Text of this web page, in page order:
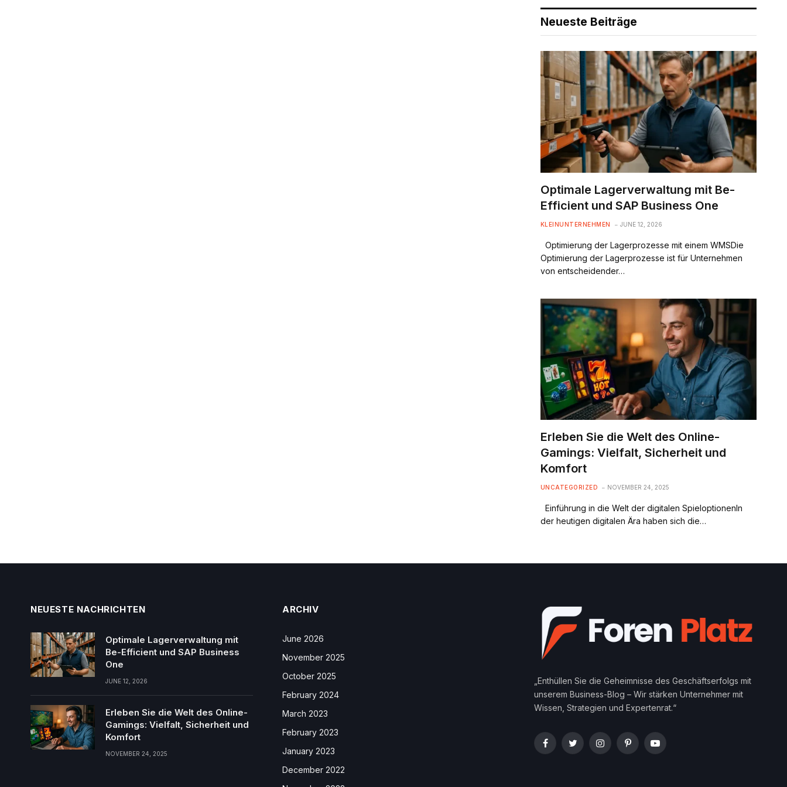
Neueste Beiträge
Optimale Lagerverwaltung mit Be-
Efficient und SAP Business One
KLEINUNTERNEHMEN JUNE 12, 2026
Optimierung der Lagerprozesse mit einem WMSDie
Optimierung der Lagerprozesse ist für Unternehmen
von entscheidender…
Erleben Sie die Welt des Online-
Gamings: Vielfalt, Sicherheit und
Komfort
UNCATEGORIZED NOVEMBER 24, 2025
Einführung in die Welt der digitalen SpieloptionenIn
der heutigen digitalen Ära haben sich die…
NEUESTE NACHRICHTEN
Optimale Lagerverwaltung mit
Be-Efficient und SAP Business
One
JUNE 12, 2026
Erleben Sie die Welt des Online-
Gamings: Vielfalt, Sicherheit und
Komfort
NOVEMBER 24, 2025
ARCHIV
June 2026
November 2025
October 2025
February 2024
March 2023
February 2023
January 2023
December 2022
„Enthüllen Sie die Geheimnisse des Geschäftserfolgs mit
unserem Business-Blog – Wir stärken Unternehmer mit
Wissen, Strategien und Expertenrat.“
FacebookTwitterInstagramPinterestYouTube